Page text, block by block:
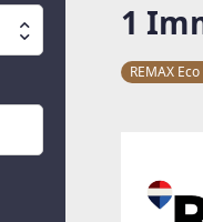
1
REMAX